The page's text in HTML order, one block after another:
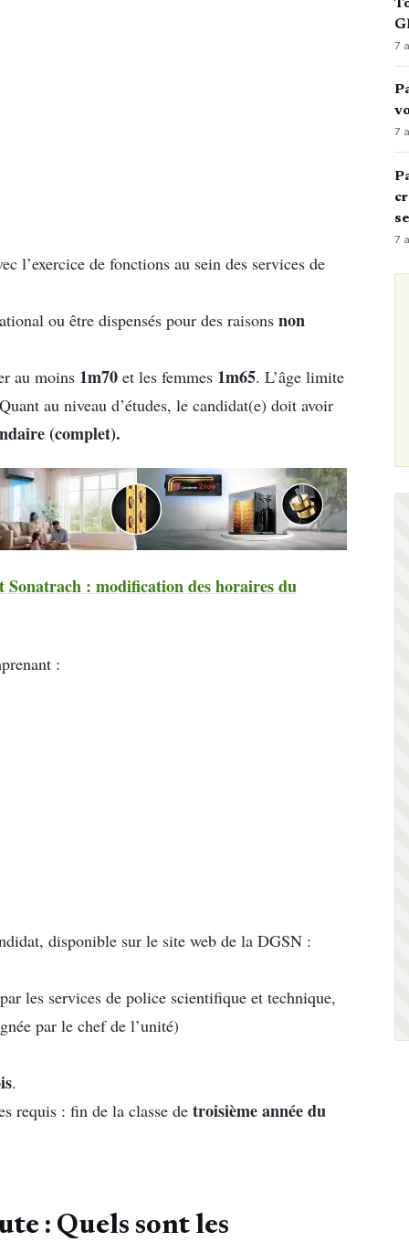
l’exercice de fonctions au sein des services de
ou être dispensés pour des raisons non
au moins 1m70 et les femmes 1m65. L’âge limite
au niveau d’études, le candidat(e) doit avoir
(complet).
Sonatrach : modification des horaires du
:
disponible sur le site web de la DGSN :
les services de police scientifique et technique,
par le chef de l’unité)
.
requis : fin de la classe de troisième année du
: Quels sont les
7
7
7